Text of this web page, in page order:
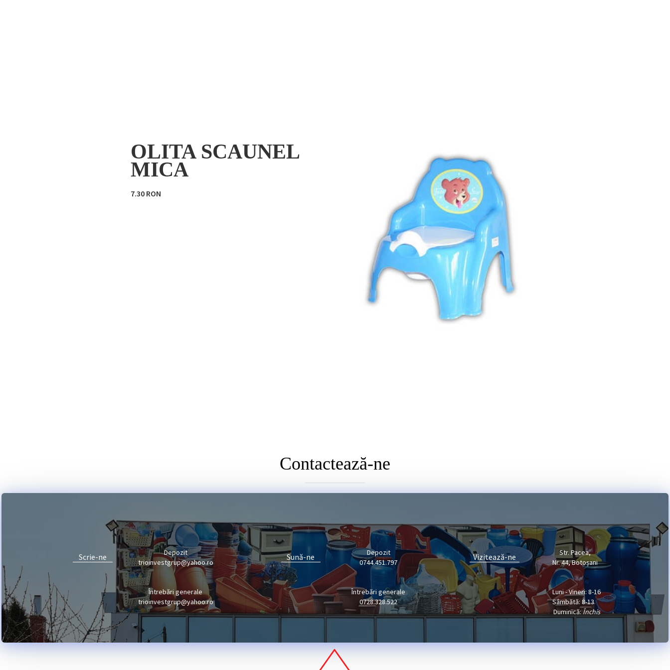
OLITA SCAUNEL
MICA
7.30 RON
Contactează-ne
Scrie-ne
Depozit
trioinvestgrup@yahoo.ro
Întrebări generale
trioinvestgrup@yahoo.ro
Sună-ne
Depozit
0744.451.797
Întrebări generale
0728.328.522
Vizitează-ne
Str. Pacea,
Nr. 44, Botoșani
Luni - Vineri: 8-16
Sâmbătă: 8-13
Duminică:Închis